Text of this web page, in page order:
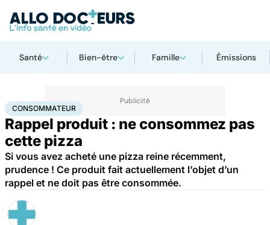
Santé Bien-être Famille Émissions
AccueilSantéConsommateur
CONSOMMATEUR
Rappel produit : ne consommez pas
cette pizza
Si vous avez acheté une pizza reine récemment,
prudence ! Ce produit fait actuellement l’objet d’un
rappel et ne doit pas être consommée.